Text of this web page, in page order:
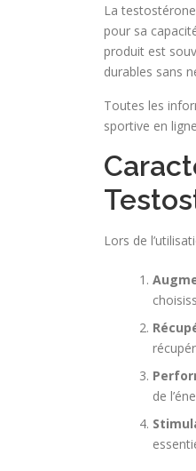
La
pour sa
produit est
durables sans
Toutes les
sportive en
Lors de
de